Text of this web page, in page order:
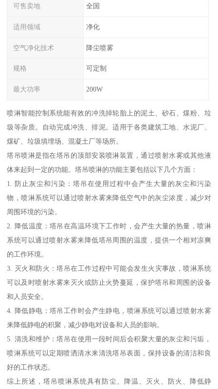
可售卖地 全国
适用领域 净化
空气净化技术 降尘喷雾
规格 可定制
最大功率 200W
喷淋智能控制系统能有效的冲洗掉轮胎上的泥土、砂石、煤粉、垃
圾等杂质。自动完成冲洗、排泥。适用于各类建筑工地、水泥厂、
煤矿、垃圾填埋场、混凝土厂等场所。
塔吊喷淋是指在塔吊的顶部安装喷淋装置，通过喷射水雾或其他液
体来起到一定的功能。塔吊喷淋的功能主要包括以下几个方面：
1. 防止灰尘和污染：塔吊在使用过程中会产生大量的灰尘和污染
物，喷淋系统可以通过喷射水雾来降低空气中的灰尘浓度，减少对
周围环境的污染。
2. 降低温度：塔吊在高温环境下工作时，会产生大量的热量，喷淋
系统可以通过喷射水雾来降低塔吊周围的温度，提供一个相对凉爽
的工作环境。
3. 灭火和防火：塔吊在工作过程中可能会发生火灾事故，喷淋系统
可以及时喷射水雾来灭火或防止火势蔓延，保护塔吊和周围的设备
和人员安全。
4. 降低静电：塔吊工作时会产生静电，喷淋系统可以通过喷射水雾
来降低静电的积聚，减少静电对设备和人员的影响。
5. 清洗和维护：塔吊在使用一段时间后会积聚大量的灰尘和污垢，
喷淋系统可以定期喷洒清水来清洗塔吊表面，保持设备的清洁和良
好的工作状态。
综上所述，塔吊喷淋系统具有防尘、降温、灭火、防火、降低静